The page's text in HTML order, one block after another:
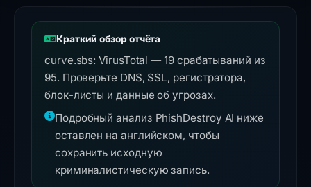
Краткий обзор отчёта
curve.sbs: VirusTotal — 19 срабатываний из
95. Проверьте DNS, SSL, регистратора,
блок-листы и данные об угрозах.
Подробный анализ PhishDestroy AI ниже
оставлен на английском, чтобы
сохранить исходную
криминалистическую запись.